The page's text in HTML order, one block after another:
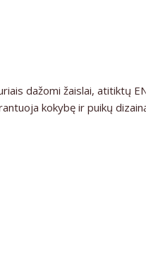
dažomi žaislai, atitiktų
kokybę ir puikų